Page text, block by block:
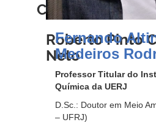
Roberto Pinto
Neto
Collaborating
Fernando
Medeiros
Professor Titular do
Química da UERJ
D.Sc.: Doutor em Meio
– UFRJ)